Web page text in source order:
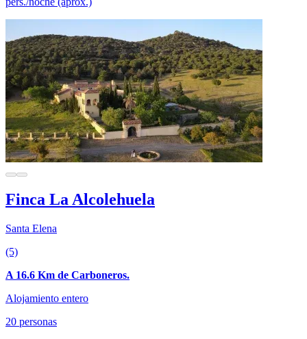
Finca La Alcolehuela
Santa Elena
(5)
A 16.6 Km de Carboneros.
Alojamiento entero
20 personas